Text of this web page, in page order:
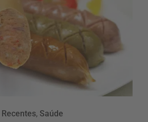
Recentes, Saúde